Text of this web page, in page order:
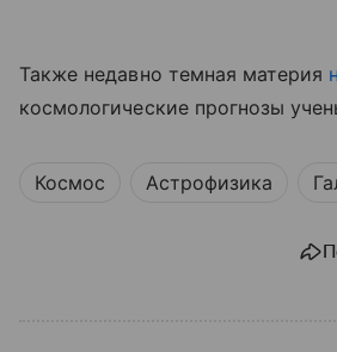
Также недавно темная материя
космологические прогнозы
Космос Астрофизика